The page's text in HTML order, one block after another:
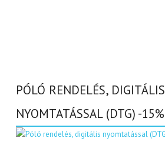
PÓLÓ RENDELÉS, DIGITÁLIS
NYOMTATÁSSAL (DTG) -15%